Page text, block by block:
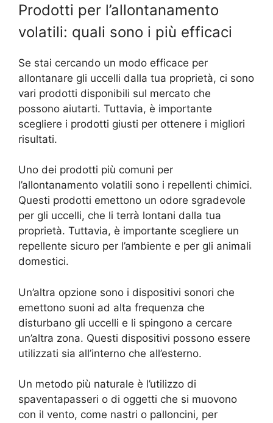
Prodotti per l’allontanamento
volatili: quali sono i più efficaci
Se stai cercando un modo efficace per
allontanare gli uccelli dalla tua proprietà, ci sono
vari prodotti disponibili sul mercato che
possono aiutarti. Tuttavia, è importante
scegliere i prodotti giusti per ottenere i migliori
risultati.
Uno dei prodotti più comuni per
l’allontanamento volatili sono i repellenti chimici.
Questi prodotti emettono un odore sgradevole
per gli uccelli, che li terrà lontani dalla tua
proprietà. Tuttavia, è importante scegliere un
repellente sicuro per l’ambiente e per gli animali
domestici.
Un’altra opzione sono i dispositivi sonori che
emettono suoni ad alta frequenza che
disturbano gli uccelli e li spingono a cercare
un’altra zona. Questi dispositivi possono essere
utilizzati sia all’interno che all’esterno.
Un metodo più naturale è l’utilizzo di
spaventapasseri o di oggetti che si muovono
con il vento, come nastri o palloncini, per